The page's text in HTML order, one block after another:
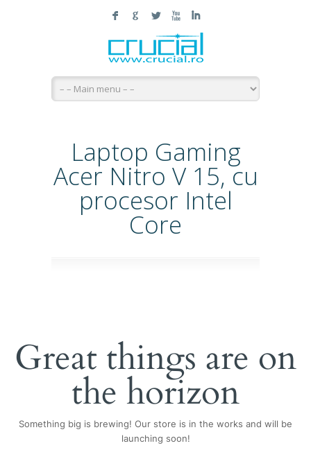
F G L X I
Laptop Gaming
Acer Nitro V 15, cu
procesor Intel
Core
Great things are on
the horizon
Something big is brewing! Our store is in the works and will be
launching soon!